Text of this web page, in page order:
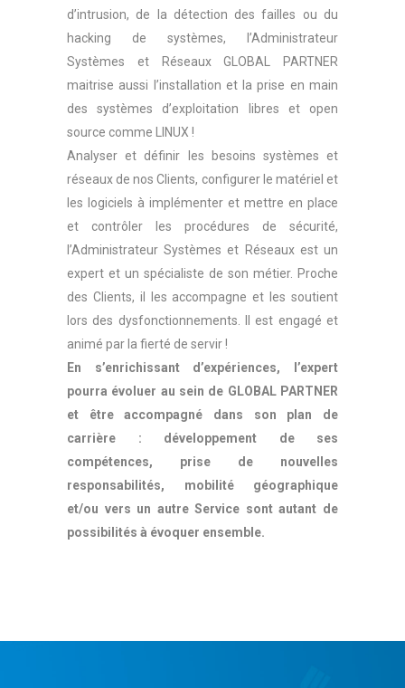
d’intrusion, de la détection des failles ou du
hacking de systèmes, l’Administrateur
Systèmes et Réseaux GLOBAL PARTNER
maitrise aussi l’installation et la prise en main
des systèmes d’exploitation libres et open
source comme LINUX !
Analyser et définir les besoins systèmes et
réseaux de nos Clients, configurer le matériel et
les logiciels à implémenter et mettre en place
et contrôler les procédures de sécurité,
l’Administrateur Systèmes et Réseaux est un
expert et un spécialiste de son métier. Proche
des Clients, il les accompagne et les soutient
lors des dysfonctionnements. Il est engagé et
animé par la fierté de servir !
En s’enrichissant d’expériences, l’expert
pourra évoluer au sein de GLOBAL PARTNER
et être accompagné dans son plan de
carrière : développement de ses
compétences, prise de nouvelles
responsabilités, mobilité géographique
et/ou vers un autre Service sont autant de
possibilités à évoquer ensemble.